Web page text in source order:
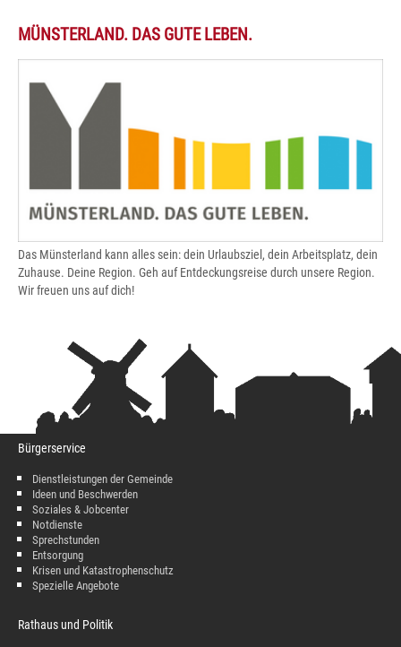
MÜNSTERLAND. DAS GUTE LEBEN.
Das Münsterland kann alles sein: dein Urlaubsziel, dein Arbeitsplatz, dein
Zuhause. Deine Region. Geh auf Entdeckungsreise durch unsere Region.
Wir freuen uns auf dich!
Bürgerservice
Dienstleistungen der Gemeinde
Ideen und Beschwerden
Soziales & Jobcenter
Notdienste
Sprechstunden
Entsorgung
Krisen und Katastrophenschutz
Spezielle Angebote
Rathaus und Politik